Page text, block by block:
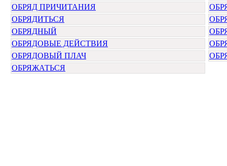
ОБРЯД ПРИЧИТАНИЯ
ОБРЯДИТЬСЯ
ОБРЯДНЫЙ
ОБРЯДОВЫЕ ДЕЙСТВИЯ
ОБРЯДОВЫЙ ПЛАЧ
ОБРЯЖАТЬСЯ